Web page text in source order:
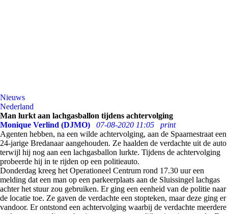
Nieuws
Nederland
Man lurkt aan lachgasballon tijdens achtervolging
Monique Verlind (DJMO)
07-08-2020 11:05
print
Agenten hebben, na een wilde achtervolging, aan de Spaarnestraat een
24-jarige Bredanaar aangehouden. Ze haalden de verdachte uit de auto
terwijl hij nog aan een lachgasballon lurkte. Tijdens de achtervolging
probeerde hij in te rijden op een politieauto.
Donderdag kreeg het Operationeel Centrum rond 17.30 uur een
melding dat een man op een parkeerplaats aan de Sluissingel lachgas
achter het stuur zou gebruiken. Er ging een eenheid van de politie naar
de locatie toe. Ze gaven de verdachte een stopteken, maar deze ging er
vandoor. Er ontstond een achtervolging waarbij de verdachte meerdere